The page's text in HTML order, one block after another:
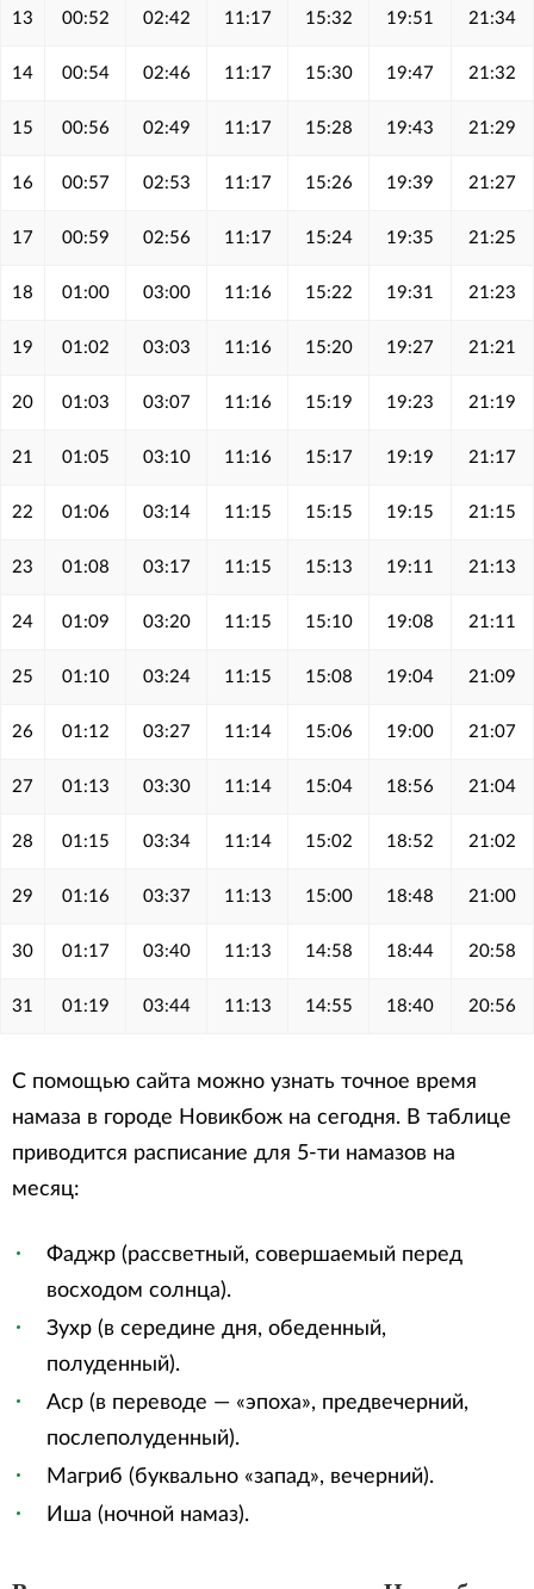
13 00:52 02:42 11:17 15:32 19:51 21:34
14 00:54 02:46 11:17 15:30 19:47 21:32
15 00:56 02:49 11:17 15:28 19:43 21:29
16 00:57 02:53 11:17 15:26 19:39 21:27
17 00:59 02:56 11:17 15:24 19:35 21:25
18 01:00 03:00 11:16 15:22 19:31 21:23
19 01:02 03:03 11:16 15:20 19:27 21:21
20 01:03 03:07 11:16 15:19 19:23 21:19
21 01:05 03:10 11:16 15:17 19:19 21:17
22 01:06 03:14 11:15 15:15 19:15 21:15
23 01:08 03:17 11:15 15:13 19:11 21:13
24 01:09 03:20 11:15 15:10 19:08 21:11
25 01:10 03:24 11:15 15:08 19:04 21:09
26 01:12 03:27 11:14 15:06 19:00 21:07
27 01:13 03:30 11:14 15:04 18:56 21:04
28 01:15 03:34 11:14 15:02 18:52 21:02
29 01:16 03:37 11:13 15:00 18:48 21:00
30 01:17 03:40 11:13 14:58 18:44 20:58
31 01:19 03:44 11:13 14:55 18:40 20:56
С помощью сайта можно узнать точное время
намаза в городе Новикбож на сегодня. В таблице
приводится расписание для 5-ти намазов на
месяц:
Фаджр (рассветный, совершаемый перед
восходом солнца).
Зухр (в середине дня, обеденный,
полуденный).
Аср (в переводе — «эпоха», предвечерний,
послеполуденный).
Магриб (буквально «запад», вечерний).
Иша (ночной намаз).